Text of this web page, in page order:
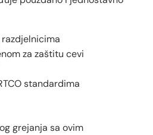
razdjelnicima
za zaštitu cevi
standardima
grejanja sa ovim